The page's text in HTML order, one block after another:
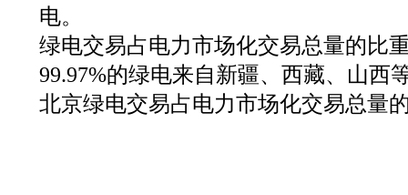
电。
绿电交易占电力市场化交易总量的比
99.97%的绿电来自新疆、西藏、山西
北京绿电交易占电力市场化交易总量